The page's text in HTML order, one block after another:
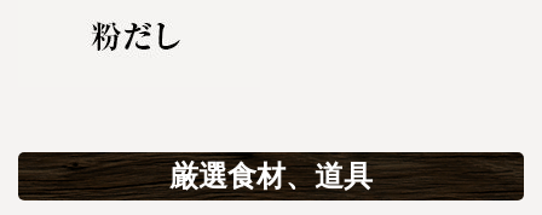
厳選食材、道具